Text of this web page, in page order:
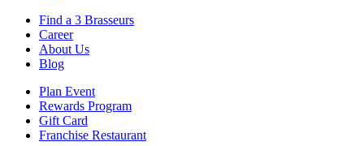
Find a 3 Brasseurs
Career
About Us
Blog
Plan Event
Rewards Program
Gift Card
Franchise Restaurant